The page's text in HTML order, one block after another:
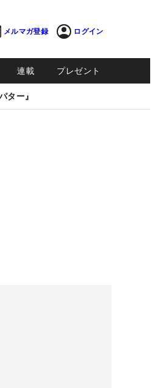
メルマガ登録 ログイン
連載 プレゼント
ター』